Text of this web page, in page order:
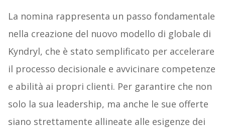
La nomina rappresenta un passo fondamentale
nella creazione del nuovo modello di globale di
Kyndryl, che è stato semplificato per accelerare
il processo decisionale e avvicinare competenze
e abilità ai propri clienti. Per garantire che non
solo la sua leadership, ma anche le sue offerte
siano strettamente allineate alle esigenze dei